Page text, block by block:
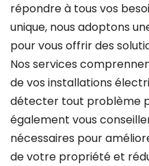
répondre à tous vos
unique, nous adoptons
pour vous offrir des
Nos services
de vos installations
détecter tout problème
également vous
nécessaires pour
de votre propriété et